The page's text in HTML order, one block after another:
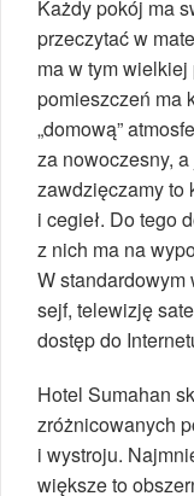
Każdy pokój ma
przeczytać w
ma w tym
pomieszczeń ma
„domową”
za nowoczesny,
zawdzięczamy to
i cegieł. Do tego
z nich ma na
W standardowym
sejf, telewizję
dostęp do
Hotel Sumahan
zróżnicowanych
i wystroju.
większe to